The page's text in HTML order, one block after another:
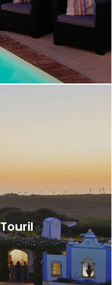
Touril